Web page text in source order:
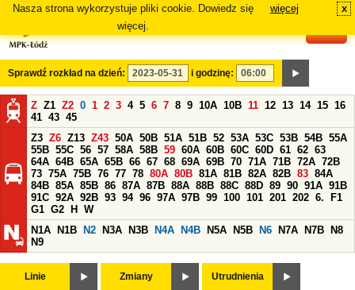
Nasza strona wykorzystuje pliki cookie. Dowiedz się
więcej.
więcej x
Sprawdź rozkład na dzień: i godzinę:
Z Z1 Z2 0 1 2 3 4 5 6 7 8 9 10A 10B 11 12 13 14 15 16
41 43 45
Z3 Z6 Z13 Z43 50A 50B 51A 51B 52 53A 53C 53B 54B 55A
55B 55C 56 57 58A 58B 59 60A 60B 60C 60D 61 62 63
64A 64B 65A 65B 66 67 68 69A 69B 70 71A 71B 72A 72B
73 75A 75B 76 77 78 80A 80B 81A 81B 82A 82B 83 84A
84B 85A 85B 86 87A 87B 88A 88B 88C 88D 89 90 91A 91B
91C 92A 92B 93 94 96 97A 97B 99 100 101 201 202 6.
F1
G1 G2 H
W
N1A
N1B N2 N3A N3B N4A N4B N5A N5B N6 N7A N7B
N8
N9
Linie Zmiany Utrudnienia